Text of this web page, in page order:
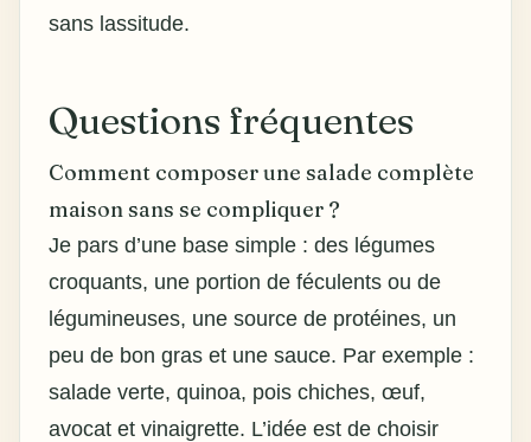
sans lassitude.
Questions fréquentes
Comment composer une salade complète
maison sans se compliquer ?
Je pars d’une base simple : des légumes
croquants, une portion de féculents ou de
légumineuses, une source de protéines, un
peu de bon gras et une sauce. Par exemple :
salade verte, quinoa, pois chiches, œuf,
avocat et vinaigrette. L’idée est de choisir